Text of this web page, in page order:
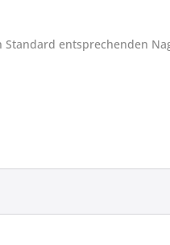
entsprechenden